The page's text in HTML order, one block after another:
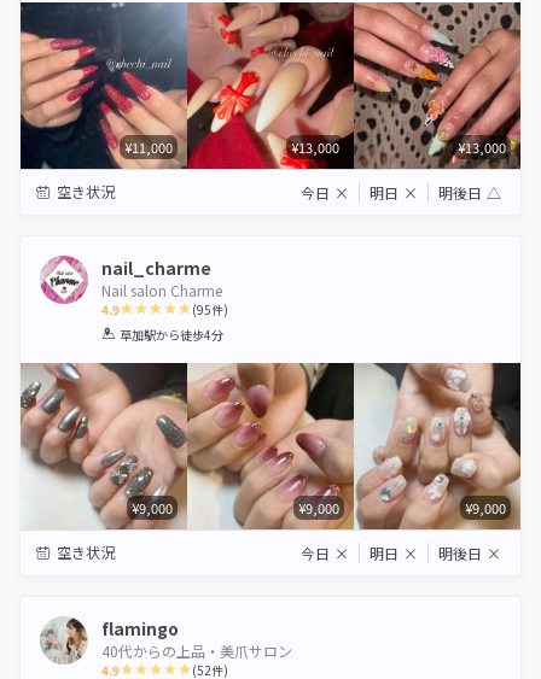
¥11,000 ¥13,000 ¥13,000
空き状況 今日 × 明日 × 明後日 △
nail_charme
Nail salon Charme
4.9
1 2 3 4 5
(95件)
草加駅から徒歩4分
¥9,000 ¥9,000 ¥9,000
空き状況 今日 × 明日 × 明後日 ×
flamingo
40代からの上品・美爪サロン
4.9 (52件)